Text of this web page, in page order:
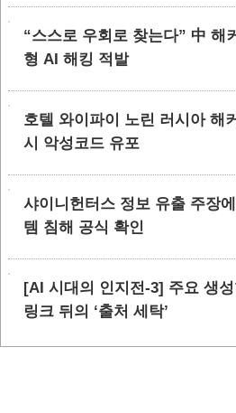
“스스로 우회로 찾는다” 中 해
형 AI 해킹 적발
호텔 와이파이 노린 러시아 해
시 악성코드 유포
샤이니헌터스 정보 유출 주장
템 침해 공식 확인
[AI 시대의 인지전-3] 주요 생
링크 뒤의 ‘출처 세탁’